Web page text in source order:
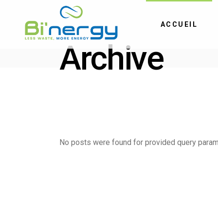
ACCUEIL
Archive
No posts were found for provided query